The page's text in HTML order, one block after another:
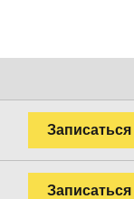
Записаться
Записаться